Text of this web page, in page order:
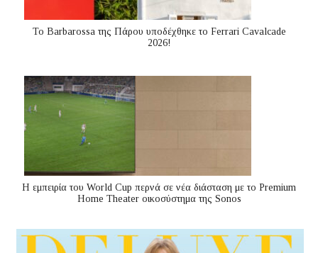
Το Barbarossa της Πάρου υποδέχθηκε το Ferrari Cavalcade
2026!
Η εμπειρία του World Cup περνά σε νέα διάσταση με το Premium
Home Theater οικοσύστημα της Sonos